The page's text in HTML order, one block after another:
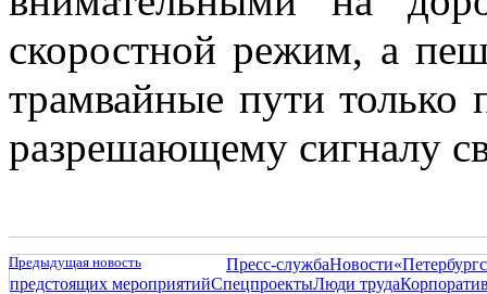
скоростной режим, а
трамвайные пути
разрешающему сигналу
Предыдущая новость Пресс-службаНовости
предстоящих мероприятийСпецпроектыЛюди труда